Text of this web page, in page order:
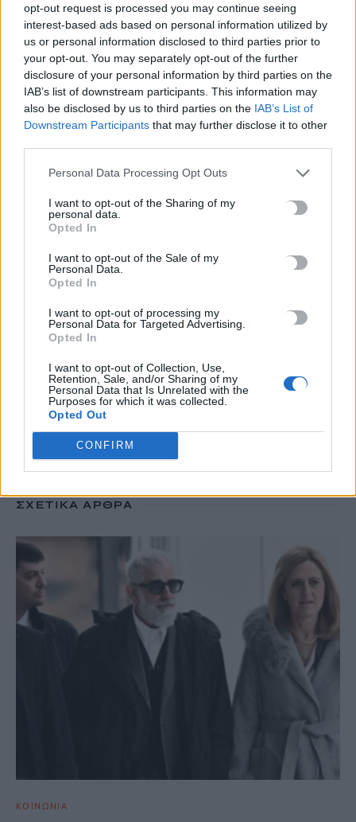
opt-out request is processed you may continue seeing
interest-based ads based on personal information utilized by
us or personal information disclosed to third parties prior to
your opt-out. You may separately opt-out of the further
disclosure of your personal information by third parties on the
IAB’s list of downstream participants. This information may
also be disclosed by us to third parties on the IAB’s List of
Downstream Participants that may further disclose it to other
Personal Data Processing Opt Outs
I want to opt-out of the Sharing of my
personal data.
Opted In
I want to opt-out of the Sale of my
Personal Data.
Opted In
I want to opt-out of processing my
Personal Data for Targeted Advertising.
Opted In
I want to opt-out of Collection, Use,
Retention, Sale, and/or Sharing of my
Personal Data that Is Unrelated with the
Purposes for which it was collected.
Opted Out
CONFIRM
Αεροδρόμιο Καστελλίου: Όλα έτοιμα για την υπογραφή της
σύμβασης για τα ραντάρ
7 Αυγούστου, 2026
Η απάντηση της ΔΕΠΑΝΑΛ για το άνοιγμα του ενός
εκατομμυρίου
7 Αυγούστου, 2026
Λιμενικό: Ζητούν ενίσχυση των υπηρεσιών στην Κρήτη λόγω
7 Αυγούστου, 2026
Νεκρή ανασύρθηκε 53χρονη από ακάλυπτο πολυκατοικίας
στο Γουδί
MARFIN #ΕΜΠΡΗΣΤΙΚΗ ΕΠΙΘΕΣΗ #ΤΑΚΗΣ ΘΕΟΔΩΡΙΚΑΚΟΣ
ΡΑΝΤΑΡ
ΣΧΕΤΙΚΆ ΆΡΘΡΑ
ΚΟΙΝΩΝΙΑ